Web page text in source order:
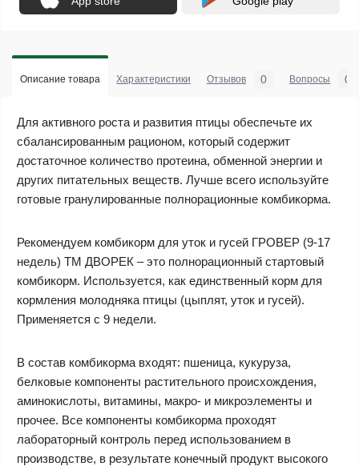
Описание товара Характеристики Отзывов 0 Вопросы 0
Для активного роста и развития птицы обеспечьте их
сбалансированным рационом, который содержит
достаточное количество протеина, обменной энергии и
других питательных веществ. Лучше всего используйте
готовые гранулированные полнорационные комбикорма.
Рекомендуем комбикорм для уток и гусей ГРОВЕР (9-17
недель) ТМ ДВОРЕК – это полнорационный стартовый
комбикорм. Используется, как единственный корм для
кормления молодняка птицы (цыплят, уток и гусей).
Применяется с 9 недели.
В состав комбикорма входят: пшеница, кукуруза,
белковые компоненты растительного происхождения,
аминокислоты, витамины, макро- и микроэлементы и
прочее. Все компоненты комбикорма проходят
лабораторный контроль перед использованием в
производстве, в результате конечный продукт высокого